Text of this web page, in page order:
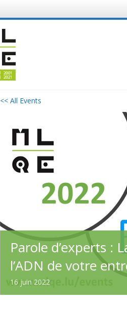
<< All Events
Parole d’experts :
l’ADN de votre
16 juin 2022